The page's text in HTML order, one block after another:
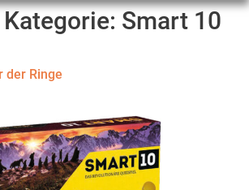
Smart 10
der Ringe